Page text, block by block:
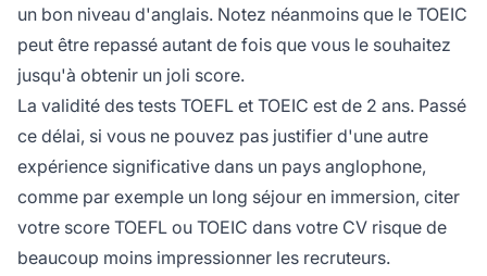
un bon niveau d'anglais. Notez néanmoins que le TOEIC
peut être repassé autant de fois que vous le souhaitez
jusqu'à obtenir un joli score.
La validité des tests TOEFL et TOEIC est de 2 ans. Passé
ce délai, si vous ne pouvez pas justifier d'une autre
expérience significative dans un pays anglophone,
comme par exemple un long séjour en immersion, citer
votre score TOEFL ou TOEIC dans votre CV risque de
beaucoup moins impressionner les recruteurs.